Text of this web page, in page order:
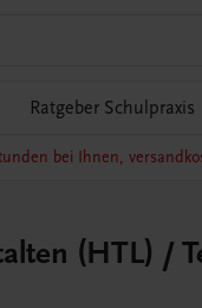
Ratgeber Schulpraxis
bei Ihnen,
(HTL) /